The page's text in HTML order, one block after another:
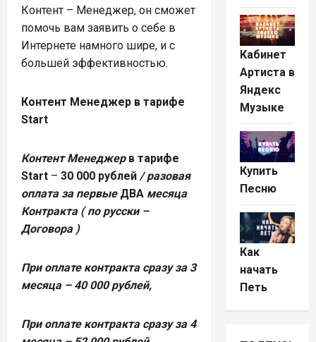
Контент – Менеджер, он сможет
помочь вам заявить о себе в
Интернете намного шире, и с
большей эффективностью.
Контент Менеджер в тарифе
Start
Контент Менеджерв тарифе
Start – 30 000 рублей / разовая
оплата за первые ДВА месяца
Контракта ( по русски –
Договора )
При оплате контракта сразу за 3
месяца – 40 000 рублей,
При оплате контракта сразу за 4
Кабинет
Артиста в
Яндекс
Музыке
Купить
Песню
Как
начать
Петь